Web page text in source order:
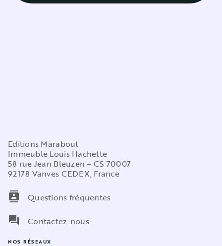
Editions Marabout
Immeuble Louis Hachette
58 rue Jean Bleuzen – CS 70007
92178 Vanves CEDEX, France
contacts
Questions fréquentes
question_answer
Contactez-nous
NOS RÉSEAUX